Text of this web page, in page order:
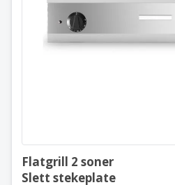
Flatgrill 2 soner
Slett stekeplate